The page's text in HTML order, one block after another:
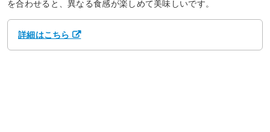
を合わせると、異なる食感が楽しめて美味しいです。
詳細はこちら